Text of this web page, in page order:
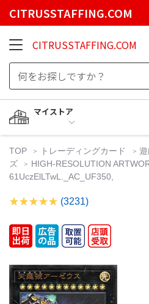
CITRUSSTAFFING.COM
CITRUSSTAFFING.COM
マイストア
TOP トレーディングカード
ズ
HIGH-RESOLUTION
61UczElLTwL._AC_UF350,
(3231)